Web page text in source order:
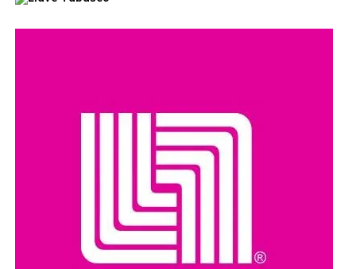
Compartir en: